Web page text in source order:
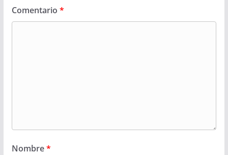
Comentario *
Nombre*